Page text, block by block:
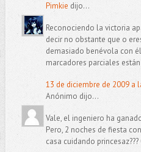
Pimkie dijo...
Reconociendo la victoria
decir no obstante que o
demasiado benévola con
marcadores parciales
13 de diciembre de 2009 a
Anónimo dijo...
Vale, el ingeniero ha
Pero, 2 noches de fiesta
casa cuidando